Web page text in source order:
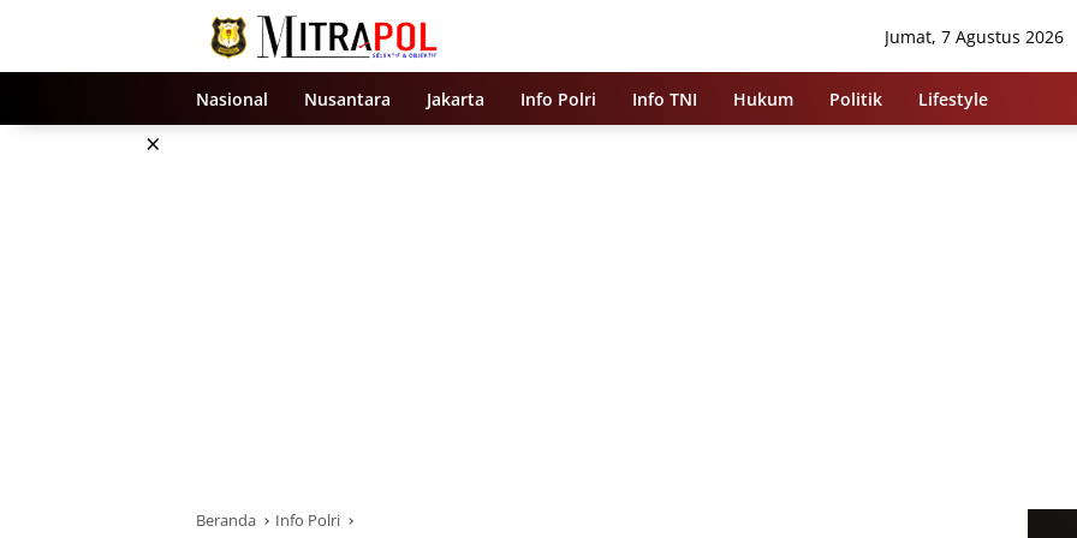
Jumat, 7 Agustus 2026
Nasional Nusantara Jakarta Info Polri Info TNI Hukum Politik Lifestyle
×
Beranda Info Polri